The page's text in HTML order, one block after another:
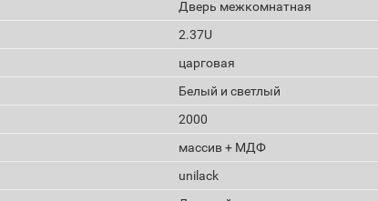
Дверь межкомнатная
2.37U
царговая
Белый и светлый
2000
массив + МДФ
unilack